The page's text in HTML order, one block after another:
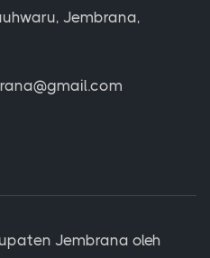
Jembrana,
Jembrana oleh